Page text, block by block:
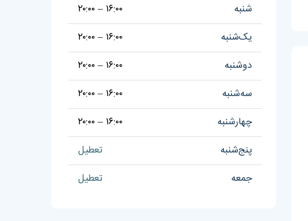
شنبه
۱۶:۰۰ – ۲۰:۰۰
یک‌شنبه
۱۶:۰۰ – ۲۰:۰۰
دوشنبه
۱۶:۰۰ – ۲۰:۰۰
سه‌شنبه
۱۶:۰۰ – ۲۰:۰۰
چهارشنبه
۱۶:۰۰ – ۲۰:۰۰
پنج‌شنبه
تعطیل
جمعه
تعطیل